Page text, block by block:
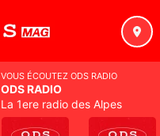
VOUS ÉCOUTEZ ODS RADIO
ODS RADIO
La 1ere radio des Alpes